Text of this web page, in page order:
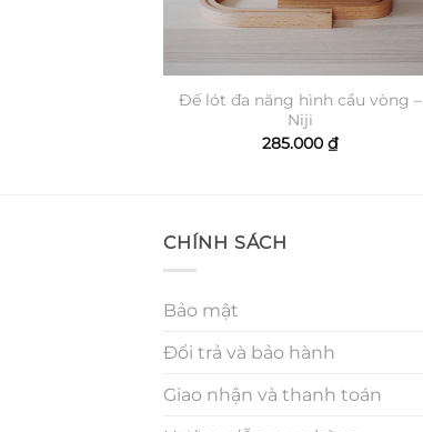
Đế lót đa năng hình cầu vòng –
Niji
285.000₫
CHÍNH SÁCH
Bảo mật
Đổi trả và bảo hành
Giao nhận và thanh toán